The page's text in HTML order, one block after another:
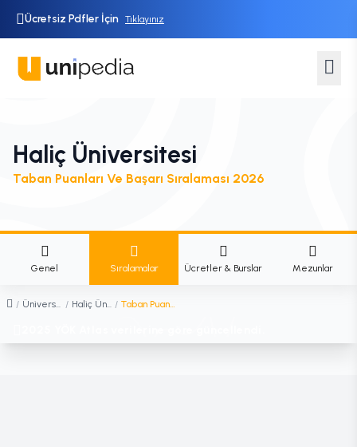
Ücretsiz Pdfler İçin Tıklayınız
Haliç Üniversitesi
Taban Puanları Ve Başarı Sıralaması 2026
Genel Sıralamalar Ücretler & Burslar Mezunlar
/ Üniversiteler / Haliç Üniversitesi / Taban Puanları ve Başarı Sıralaması